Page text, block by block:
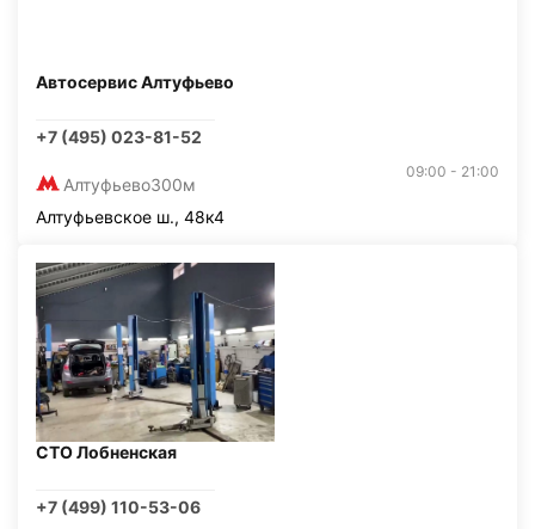
Автосервис Алтуфьево
+7 (495) 023-81-52
Алтуфьево300м
09:00 - 21:00
Алтуфьевское ш., 48к4
СТО Лобненская
+7 (499) 110-53-06